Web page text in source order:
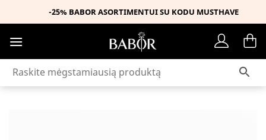
to
content
-25% BABOR ASORTIMENTUI SU KODU MUSTHAVE